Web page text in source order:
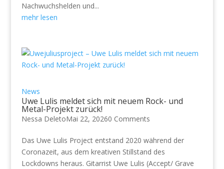
Nachwuchshelden und...
mehr lesen
News
Uwe Lulis meldet sich mit neuem Rock- und
Metal-Projekt zurück!
Nessa DeletoMai 22, 20260 Comments
Das Uwe Lulis Project entstand 2020 während der
Coronazeit, aus dem kreativen Stillstand des
Lockdowns heraus. Gitarrist Uwe Lulis (Accept/ Grave